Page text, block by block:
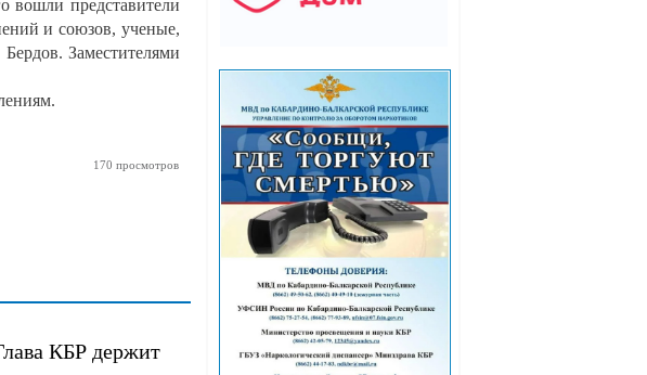
вошли представители
и союзов, ученые,
Заместителями
170 просмотров
КБР держит